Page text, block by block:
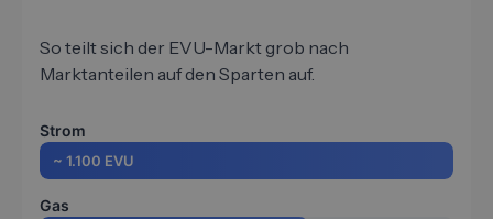
So teilt sich der EVU-Markt grob nach
Marktanteilen auf den Sparten auf.
Strom
~ 1.100 EVU
Gas